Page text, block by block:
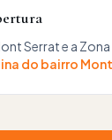
Serrate a Zona
do bairro